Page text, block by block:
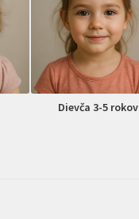
Dievča 3-5 rokov